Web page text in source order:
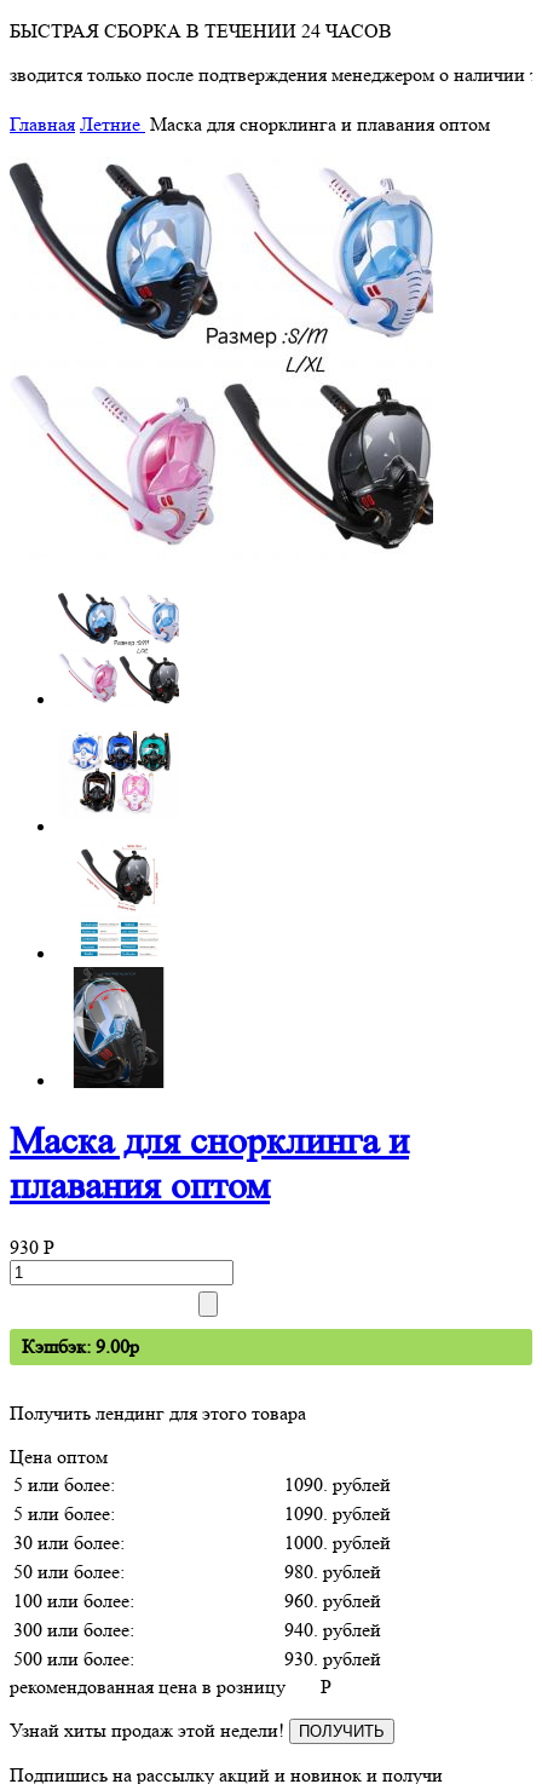
БЫСТРАЯ СБОРКА В ТЕЧЕНИИ 24 ЧАСОВ
только после подтверждения менеджером о наличии товара.
Главная Летние Маска для снорклинга и плавания оптом
Маска для снорклинга и
плавания оптом
930 P
Кэшбэк: 9.00p
Получить лендинг для этого товара
Цена оптом
5 или более:
1090. рублей
5 или более:
1090. рублей
30 или более:
1000. рублей
50 или более:
980. рублей
100 или более:
960. рублей
300 или более:
940. рублей
500 или более:
930. рублей
рекомендованная цена в розницу
P
Узнай хиты продаж этой недели!
ПОЛУЧИТЬ
Подпишись на рассылку акций и новинок и получи